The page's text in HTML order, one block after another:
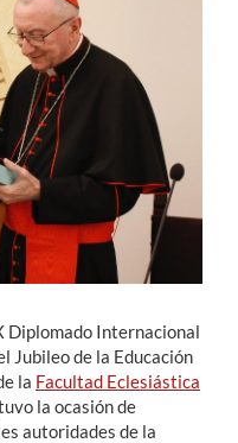
Diplomado Internacional
Jubileo de la Educación
la Facultad Eclesiástica
tuvo la ocasión de
autoridades de la